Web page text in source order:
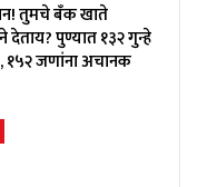
तुमचे बँक खाते
देताय? पुण्यात १३२ गुन्हे
१५२ जणांना अचानक